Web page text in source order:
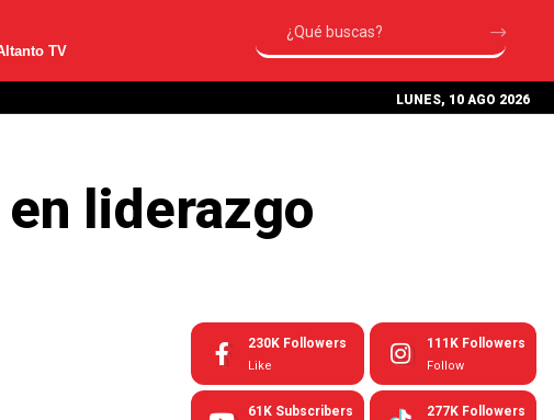
TV
LUNES, 10 AGO 2026
liderazgo
230K Followers
Like
111K Followers
Follow
61K Subscribers 277K Followers